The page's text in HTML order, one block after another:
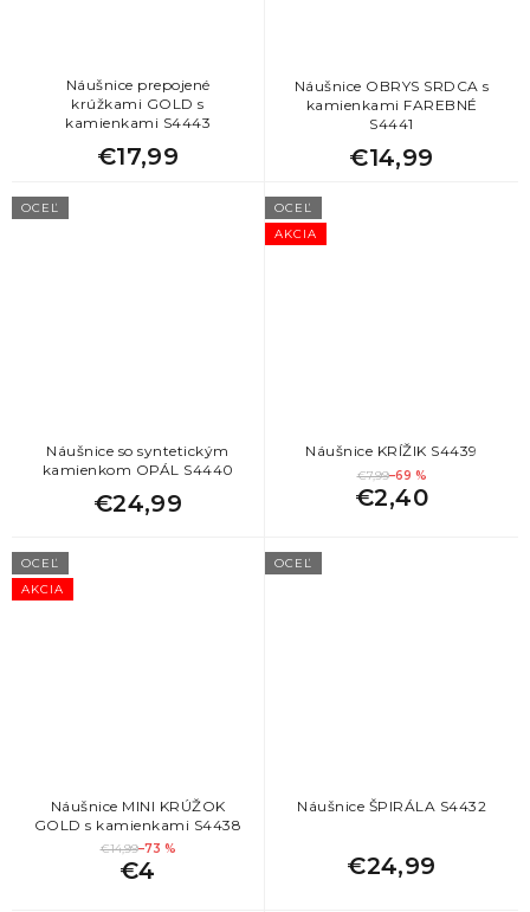
Náušnice prepojené
krúžkami GOLD s
kamienkami S4443
€17,99
Náušnice OBRYS SRDCA s
kamienkami FAREBNÉ
S4441
€14,99
OCEĽ
Náušnice so syntetickým
kamienkom OPÁL S4440
€24,99
AKCIA
OCEĽ
Náušnice KRÍŽIK S4439
€7,99–69 %
€2,40
AKCIA
OCEĽ
Náušnice MINI KRÚŽOK
GOLD s kamienkami S4438
€14,99–73 %
€4
OCEĽ
Náušnice ŠPIRÁLA S4432
€24,99